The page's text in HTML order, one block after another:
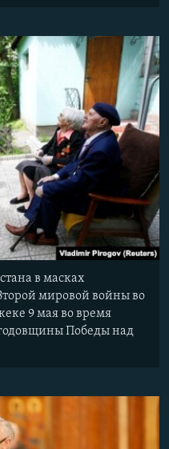
в масках
мировой войны во
9 мая во время
Победы над